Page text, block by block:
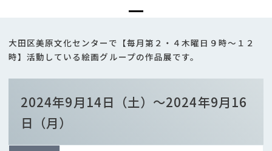
大田区美原文化センターで【毎月第２・４木曜日９時～１２
時】活動している絵画グループの作品展です。
2024年9月14日（土）～2024年9月16
日（月）